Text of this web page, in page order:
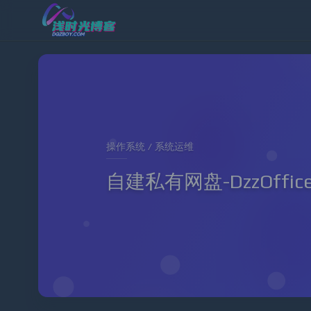
操作系统 / 系统运维
自建私有网盘-